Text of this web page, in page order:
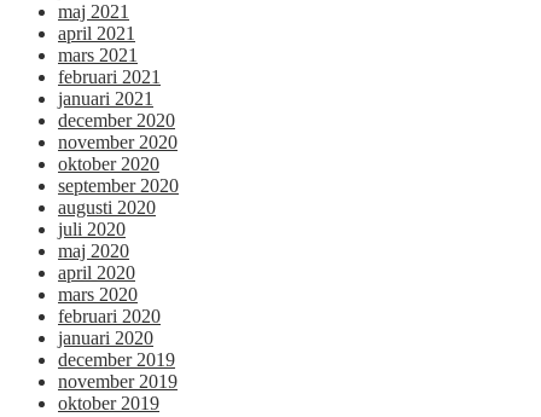
maj 2021
april 2021
mars 2021
februari 2021
januari 2021
december 2020
november 2020
oktober 2020
september 2020
augusti 2020
juli 2020
maj 2020
april 2020
mars 2020
februari 2020
januari 2020
december 2019
november 2019
oktober 2019